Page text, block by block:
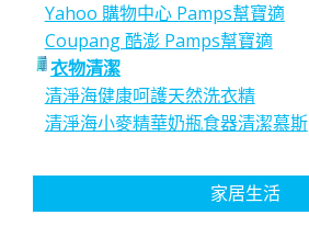
Yahoo 購物中心 Pamps幫寶適
Coupang 酷澎 Pamps幫寶適
衣物清潔
清淨海健康呵護天然洗衣精
清淨海小麥精華奶瓶食器清潔慕斯
家居生活